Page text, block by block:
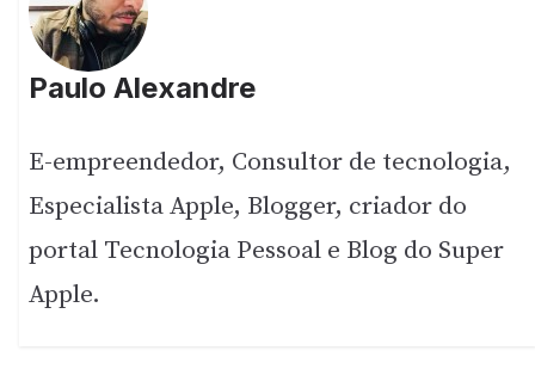
Paulo Alexandre
E-empreendedor, Consultor de tecnologia,
Especialista Apple, Blogger, criador do
portal Tecnologia Pessoal e Blog do Super
Apple.